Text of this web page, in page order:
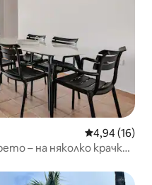
Средна
4,94 (16)
– на няколко крачки